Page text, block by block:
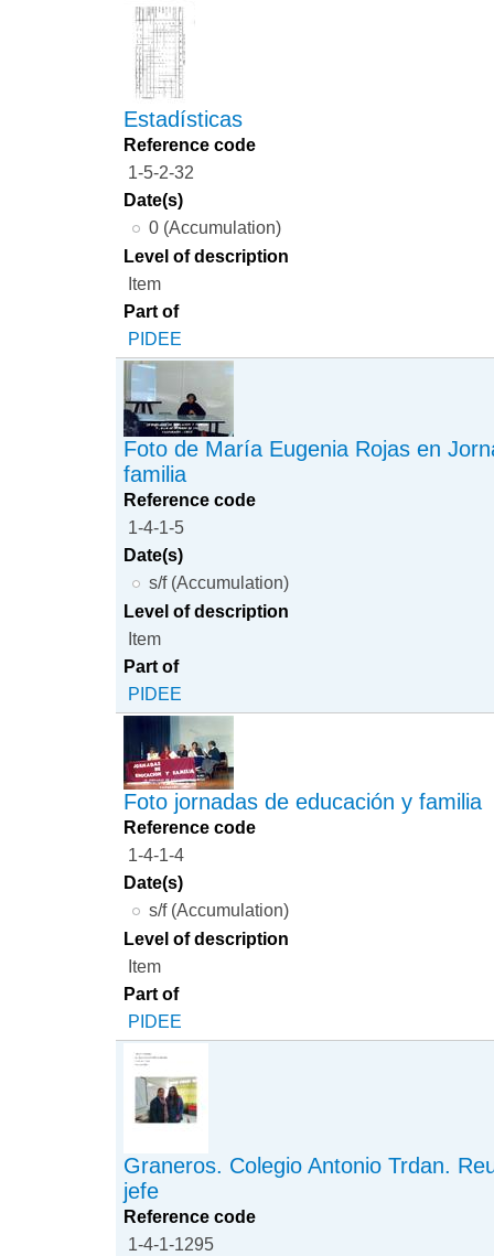
Estadísticas
Reference code
1-5-2-32
Date(s)
0 (Accumulation)
Level of description
Item
Part of
PIDEE
Foto de María Eugenia Rojas en
familia
Reference code
1-4-1-5
Date(s)
s/f (Accumulation)
Level of description
Item
Part of
PIDEE
Foto jornadas de educación y familia
Reference code
1-4-1-4
Date(s)
s/f (Accumulation)
Level of description
Item
Part of
PIDEE
Graneros. Colegio Antonio Trdan.
jefe
Reference code
1-4-1-1295